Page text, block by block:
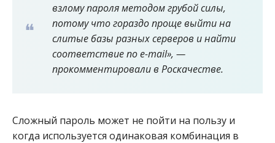
взлому пароля методом грубой силы,
потому что гораздо проще выйти на
слитые базы разных серверов и найти
соответствие по e-mail», —
прокомментировали в Роскачестве.
Сложный пароль может не пойти на пользу и
когда используется одинаковая комбинация в